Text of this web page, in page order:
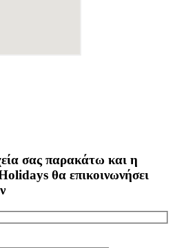
σας παρακάτω και η
θα επικοινωνήσει